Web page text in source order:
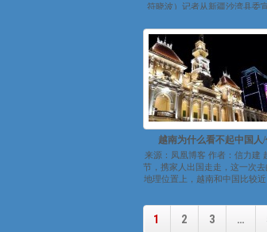
符晓波）记者从新疆沙湾县委
湾...
越南为什么看不起中国人
来源：凤凰博客 作者：信力建
节，携家人出国走走，这一次去
地理位置上，越南和中国比较近
1 2 3 …